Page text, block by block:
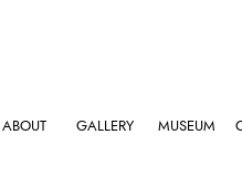
ABOUT GALLERY MUSEUM